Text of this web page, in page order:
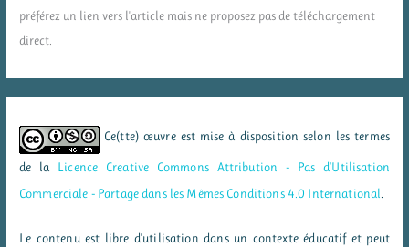
préférez un lien vers l'article mais ne proposez pas de téléchargement
direct.
Ce(tte) œuvre est mise à disposition selon les termes
de la Licence Creative Commons Attribution - Pas d’Utilisation
Commerciale - Partage dans les Mêmes Conditions 4.0 International.
Le contenu est libre d'utilisation dans un contexte éducatif et peut